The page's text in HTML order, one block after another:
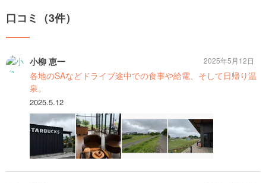
口コミ（3件）
小柳 恵一
各地のSAなどドライブ途中での食事や給電、そして日帰り温
泉。
2025.5.12
2025年5月12日